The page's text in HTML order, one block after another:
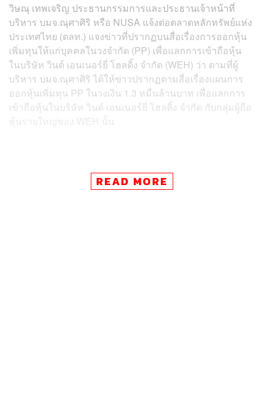
วิษณุ เทพเจริญ ประธานกรรมการและประธานเจ้าหน้าที่
บริหาร บมจ.ณุศาศิริ หรือ NUSA แจ้งต่อตลาดหลักทรัพย์แห่ง
ประเทศไทย (ตลท.) แจงข่าวที่ปรากฏบนสื่อเรื่องการออกหุ้น
เพิ่มทุนให้แก่บุคคลในวงจำกัด (PP) เพื่อแลกการเข้าถือหุ้น
ในบริษัท วินด์ เอนเนอร์ยี่ โฮลดิ้ง จำกัด (WEH) ว่า ตามที่ผู้
บริหาร บมจ.ณุศาศิริ ได้ให้ข่าวปรากฏตามสื่อเรื่องแผนการ
ออกหุ้นเพิ่มทุน PP ในวงเงิน 1.3 หมื่นล้านบาท เพื่อแลกการ
เข้าถือหุ้นในบริษัท วินด์ เอนเนอร์ยี่ โฮลดิ้ง จำกัด กับกลุ่มผู้ถือ
หุ้นรายใหญ่ของ WEH นั้น
ตลท. เตือนเกาะติดคำชี้แจงงบการเงิน 1Q66 ของ NUS
READ MORE